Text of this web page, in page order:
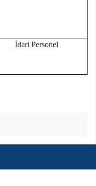
İdari Personel